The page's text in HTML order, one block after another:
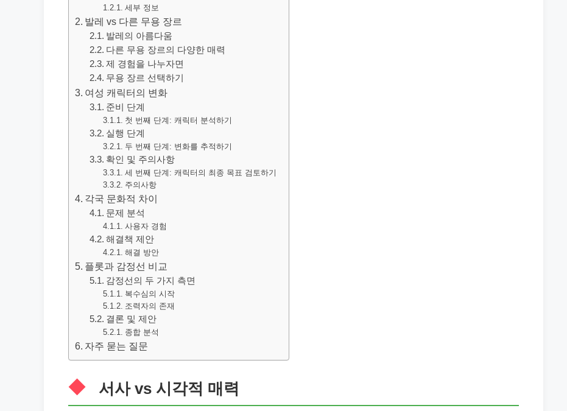
세부 정보
발레 vs 다른 무용 장르
발레의 아름다움
다른 무용 장르의 다양한 매력
제 경험을 나누자면
무용 장르 선택하기
여성 캐릭터의 변화
준비 단계
첫 번째 단계: 캐릭터 분석하기
실행 단계
두 번째 단계: 변화를 추적하기
확인 및 주의사항
세 번째 단계: 캐릭터의 최종 목표 검토하기
주의사항
각국 문화적 차이
문제 분석
사용자 경험
해결책 제안
해결 방안
플롯과 감정선 비교
감정선의 두 가지 측면
복수심의 시작
조력자의 존재
결론 및 제안
종합 분석
자주 묻는 질문
서사 vs 시각적 매력